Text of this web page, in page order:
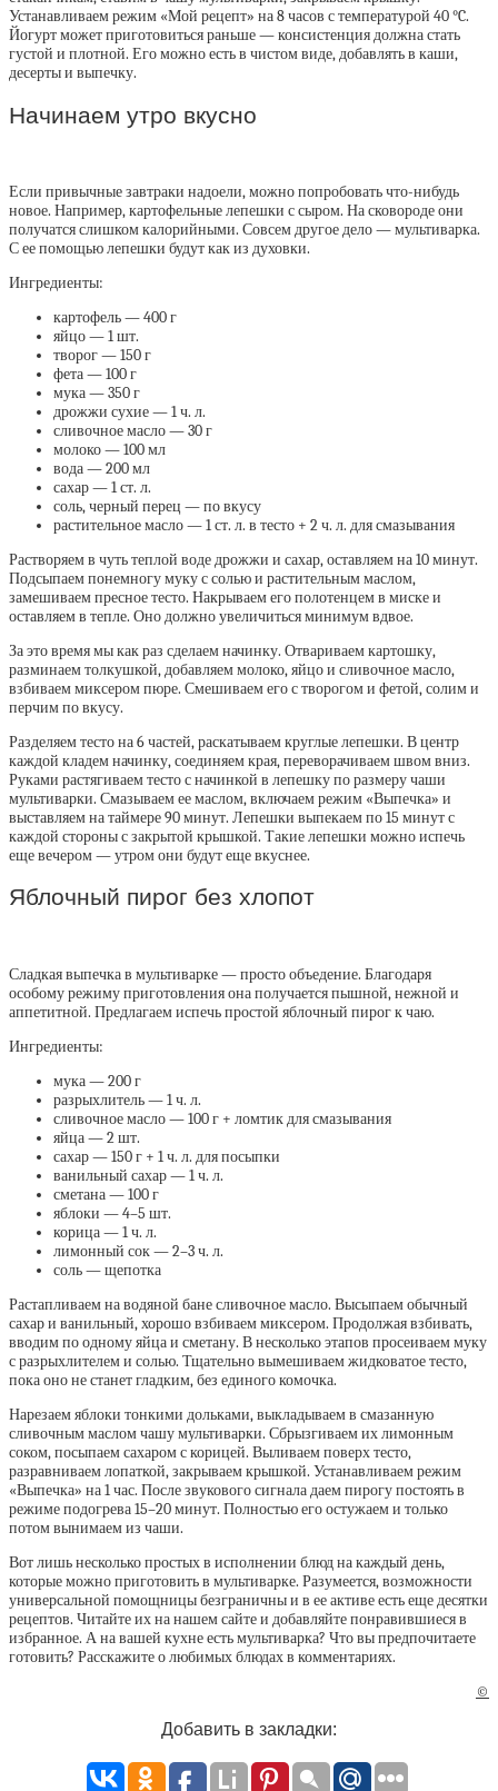
Устанавливаем режим «Мой рецепт» на 8 часов с температурой 40 °C.
Йогурт может приготовиться раньше — консистенция должна стать
густой и плотной. Его можно есть в чистом виде, добавлять в каши,
десерты и выпечку.
Начинаем утро вкусно
Если привычные завтраки надоели, можно попробовать что-нибудь
новое. Например, картофельные лепешки с сыром. На сковороде они
получатся слишком калорийными. Совсем другое дело — мультиварка.
С ее помощью лепешки будут как из духовки.
Ингредиенты:
картофель — 400 г
яйцо — 1 шт.
творог — 150 г
фета — 100 г
мука — 350 г
дрожжи сухие — 1 ч. л.
сливочное масло — 30 г
молоко — 100 мл
вода — 200 мл
сахар — 1 ст. л.
соль, черный перец — по вкусу
растительное масло — 1 ст. л. в тесто + 2 ч. л. для смазывания
Растворяем в чуть теплой воде дрожжи и сахар, оставляем на 10 минут.
Подсыпаем понемногу муку с солью и растительным маслом,
замешиваем пресное тесто. Накрываем его полотенцем в миске и
оставляем в тепле. Оно должно увеличиться минимум вдвое.
За это время мы как раз сделаем начинку. Отвариваем картошку,
разминаем толкушкой, добавляем молоко, яйцо и сливочное масло,
взбиваем миксером пюре. Смешиваем его с творогом и фетой, солим и
перчим по вкусу.
Разделяем тесто на 6 частей, раскатываем круглые лепешки. В центр
каждой кладем начинку, соединяем края, переворачиваем швом вниз.
Руками растягиваем тесто с начинкой в лепешку по размеру чаши
мультиварки. Смазываем ее маслом, включаем режим «Выпечка» и
выставляем на таймере 90 минут. Лепешки выпекаем по 15 минут с
каждой стороны с закрытой крышкой. Такие лепешки можно испечь
еще вечером — утром они будут еще вкуснее.
Яблочный пирог без хлопот
Сладкая выпечка в мультиварке — просто объедение. Благодаря
особому режиму приготовления она получается пышной, нежной и
аппетитной. Предлагаем испечь простой яблочный пирог к чаю.
Ингредиенты:
мука — 200 г
разрыхлитель — 1 ч. л.
сливочное масло — 100 г + ломтик для смазывания
яйца — 2 шт.
сахар — 150 г + 1 ч. л. для посыпки
ванильный сахар — 1 ч. л.
сметана — 100 г
яблоки — 4–5 шт.
корица — 1 ч. л.
лимонный сок — 2–3 ч. л.
соль — щепотка
Растапливаем на водяной бане сливочное масло. Высыпаем обычный
сахар и ванильный, хорошо взбиваем миксером. Продолжая взбивать,
вводим по одному яйца и сметану. В несколько этапов просеиваем муку
с разрыхлителем и солью. Тщательно вымешиваем жидковатое тесто,
пока оно не станет гладким, без единого комочка.
Нарезаем яблоки тонкими дольками, выкладываем в смазанную
сливочным маслом чашу мультиварки. Сбрызгиваем их лимонным
соком, посыпаем сахаром с корицей. Выливаем поверх тесто,
разравниваем лопаткой, закрываем крышкой. Устанавливаем режим
«Выпечка» на 1 час. После звукового сигнала даем пирогу постоять в
режиме подогрева 15–20 минут. Полностью его остужаем и только
потом вынимаем из чаши.
Вот лишь несколько простых в исполнении блюд на каждый день,
которые можно приготовить в мультиварке. Разумеется, возможности
универсальной помощницы безграничны и в ее активе есть еще десятки
рецептов. Читайте их на нашем сайте и добавляйте понравившиеся в
избранное. А на вашей кухне есть мультиварка? Что вы предпочитаете
готовить? Расскажите о любимых блюдах в комментариях.
©
Добавить в закладки: